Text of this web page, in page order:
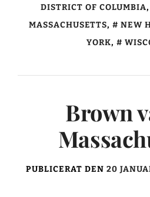
DISTRICT OF COLUMBIA,
MASSACHUSETTS, NEW
YORK,
Brown
PUBLICERAT DEN 20